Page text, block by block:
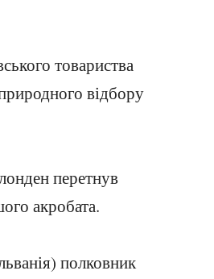
товариства
відбору
перетнув
акробата.
полковник